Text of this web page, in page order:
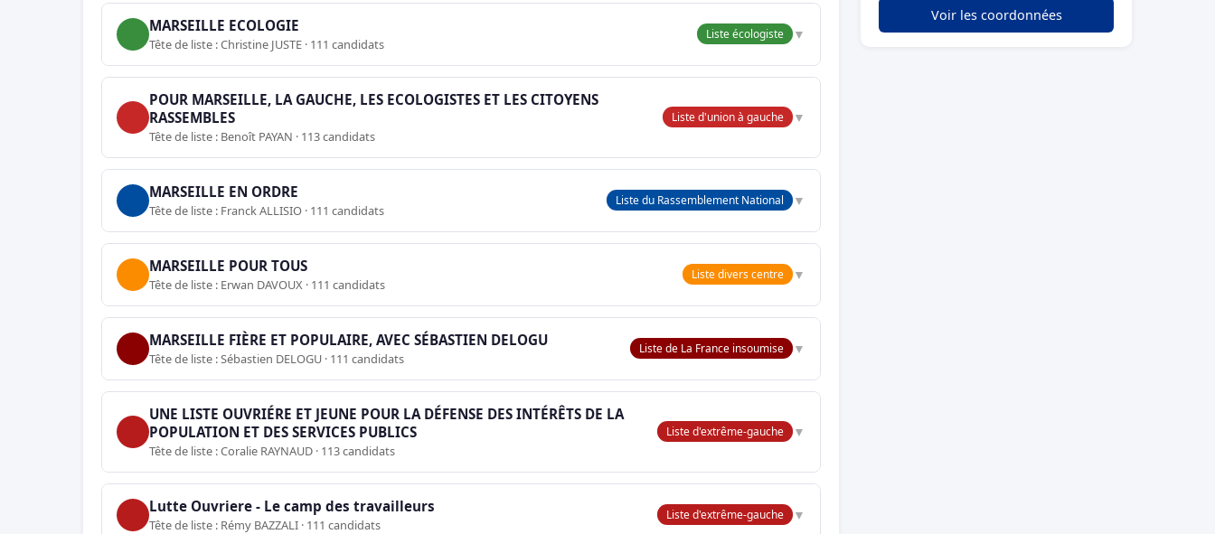
MARSEILLE ECOLOGIE
Tête de liste : Christine JUSTE · 111 candidats
Liste écologiste ▼
POUR MARSEILLE, LA GAUCHE, LES ECOLOGISTES ET LES CITOYENS
RASSEMBLES
Tête de liste : Benoît PAYAN · 113 candidats
Liste d'union à gauche ▼
MARSEILLE EN ORDRE
Tête de liste : Franck ALLISIO · 111 candidats
Liste du Rassemblement National ▼
MARSEILLE POUR TOUS
Tête de liste : Erwan DAVOUX · 111 candidats
Liste divers centre ▼
MARSEILLE FIÈRE ET POPULAIRE, AVEC SÉBASTIEN DELOGU
Tête de liste : Sébastien DELOGU · 111 candidats
Liste de La France insoumise ▼
UNE LISTE OUVRIÉRE ET JEUNE POUR LA DÉFENSE DES INTÉRÊTS DE LA
POPULATION ET DES SERVICES PUBLICS
Tête de liste : Coralie RAYNAUD · 113 candidats
Liste d'extrême-gauche ▼
Lutte Ouvriere - Le camp des travailleurs
Tête de liste : Rémy BAZZALI · 111 candidats
Liste d'extrême-gauche ▼
Voir les coordonnées